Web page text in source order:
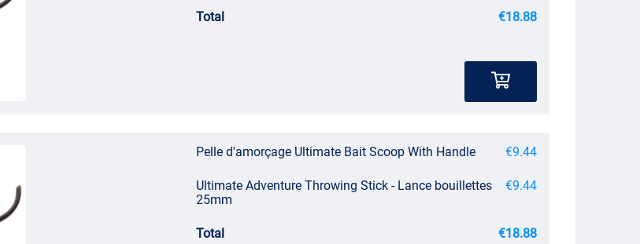
Total €18.88
Pelle d'amorçage Ultimate Bait Scoop With Handle €9.44
Ultimate Adventure Throwing Stick - Lance bouillettes
25mm
€9.44
Total €18.88